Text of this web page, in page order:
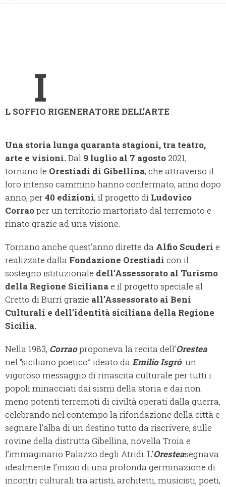
I
L SOFFIO RIGENERATORE DELL’ARTE
Una storia lunga quaranta stagioni, tra teatro,
arte e visioni.Dal 9 luglio al 7 agosto2021,
tornano le Orestiadi di Gibellina, che attraverso il
loro intenso cammino hanno confermato, anno dopo
anno, per40 edizioni, il progetto di Ludovico
Corraoper un territorio martoriato dal terremoto e
rinato grazie ad una visione.
Tornano anche quest’anno dirette da Alfio Scuderi e
realizzate dalla Fondazione Orestiadi con il
sostegno istituzionale dell’Assessorato al Turismo
della Regione Sicilianae il progetto speciale al
Cretto di Burri grazie all’Assessorato ai Beni
Culturali e dell’identità siciliana della Regione
Sicilia.
Nella 1983, Corraoproponeva la recita dell’Orestea
nel “siciliano poetico” ideato da Emilio Isgrò: un
vigoroso messaggio di rinascita culturale per tutti i
popoli minacciati dai sismi della storia e dai non
meno potenti terremoti di civiltà operati dalla guerra,
celebrando nel contempo la rifondazione della città e
segnare l’alba di un destino tutto da riscrivere, sulle
rovine della distrutta Gibellina, novella Troia e
l’immaginario Palazzo degli Atridi. L’Oresteasegnava
idealmente l’inizio di una profonda germinazione di
incontri culturali tra artisti, architetti, musicisti, poeti,